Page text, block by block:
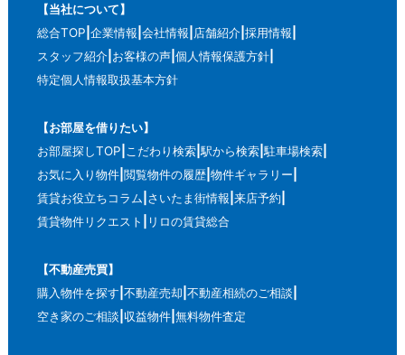
【当社について】
総合TOP 企業情報 会社情報 店舗紹介 採用情報
スタッフ紹介 お客様の声 個人情報保護方針
特定個人情報取扱基本方針
【お部屋を借りたい】
お部屋探しTOP こだわり検索 駅から検索 駐車場検索
お気に入り物件 閲覧物件の履歴 物件ギャラリー
賃貸お役立ちコラム さいたま街情報 来店予約
賃貸物件リクエスト
リロの賃貸総合
【不動産売買】
購入物件を探す 不動産売却 不動産相続のご相談
空き家のご相談 収益物件 無料物件査定